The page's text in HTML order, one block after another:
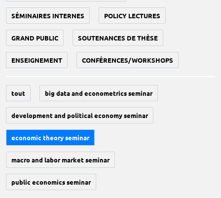
SÉMINAIRES INTERNES POLICY LECTURES
GRAND PUBLIC SOUTENANCES DE THÈSE
ENSEIGNEMENT CONFÉRENCES/WORKSHOPS
tout big data and econometrics seminar
development and political economy seminar
economic theory seminar
macro and labor market seminar
public economics seminar